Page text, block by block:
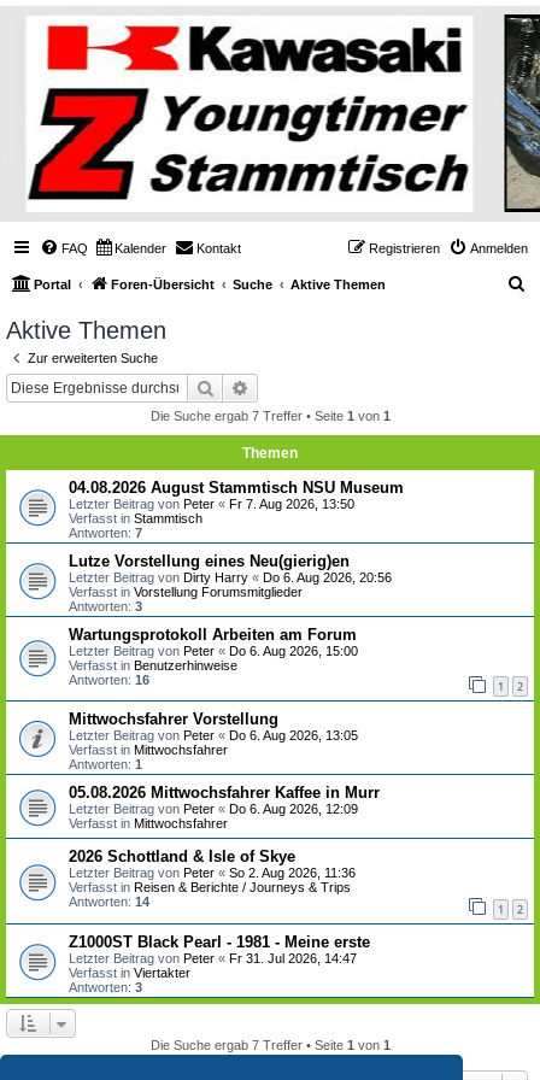
FAQ Kalender Kontakt Anmelden
Registrieren
Portal Foren-Übersicht Suche Aktive Themen
Aktive Themen
Zur erweiterten Suche
Suche
Die Suche ergab 7 Treffer • Seite 1 von 1
Themen
04.08.2026 August Stammtisch NSU Museum
Letzter Beitrag von Peter « Fr 7. Aug 2026, 13:50
Verfasst in Stammtisch
Antworten: 7
Lutze Vorstellung eines Neu(gierig)en
Letzter Beitrag von Dirty Harry « Do 6. Aug 2026, 20:56
Verfasst in Vorstellung Forumsmitglieder
Antworten: 3
Wartungsprotokoll Arbeiten am Forum
Letzter Beitrag von Peter « Do 6. Aug 2026, 15:00
Verfasst in Benutzerhinweise
Antworten: 16 1 2
Mittwochsfahrer Vorstellung
Letzter Beitrag von Peter « Do 6. Aug 2026, 13:05
Verfasst in Mittwochsfahrer
Antworten: 1
05.08.2026 Mittwochsfahrer Kaffee in Murr
Letzter Beitrag von Peter « Do 6. Aug 2026, 12:09
Verfasst in Mittwochsfahrer
2026 Schottland & Isle of Skye
Letzter Beitrag von Peter « So 2. Aug 2026, 11:36
Verfasst in Reisen & Berichte / Journeys & Trips
Antworten: 14 1 2
Z1000ST Black Pearl - 1981 - Meine erste
Letzter Beitrag von Peter « Fr 31. Jul 2026, 14:47
Verfasst in Viertakter
Antworten: 3
Die Suche ergab 7 Treffer • Seite 1 von 1